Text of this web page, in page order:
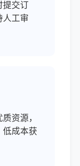
提交订
人工审
资源，
低成本获